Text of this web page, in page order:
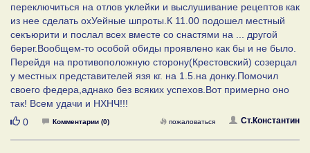
переключиться на отлов уклейки и выслушивание рецептов как
из нее сделать охУейные шпроты.К 11.00 подошел местный
секъюрити и послал всех вместе со снастями на ... другой
берег.Вообщем-то особой обиды проявлено как бы и не было.
Перейдя на противоположную сторону(Крестовский) созерцал
у местных представителей язя кг. на 1.5.на донку.Помочил
своего федера,аднако без всяких успехов.Вот примерно оно
так! Всем удачи и НХНЧ!!!
Нравится
0 Комментарии (0) Ст.Константин
пожаловаться